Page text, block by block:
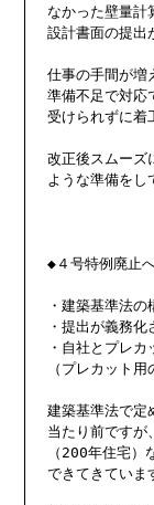
なかった壁量計
設計書面の提出
仕事の手間が増
準備不足で対応
受けられずに着
改正後スムーズ
ような準備をし
◆４号特例廃止
・建築基準法
・提出が義務
・自社とプレカ
（プレカット
建築基準法で定
当たり前ですが
（200年住宅）
できてきていま